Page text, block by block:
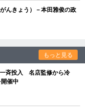
んきょう）－本田雅俊の政
もっと見る
斉投入 名店監修から冷
催中